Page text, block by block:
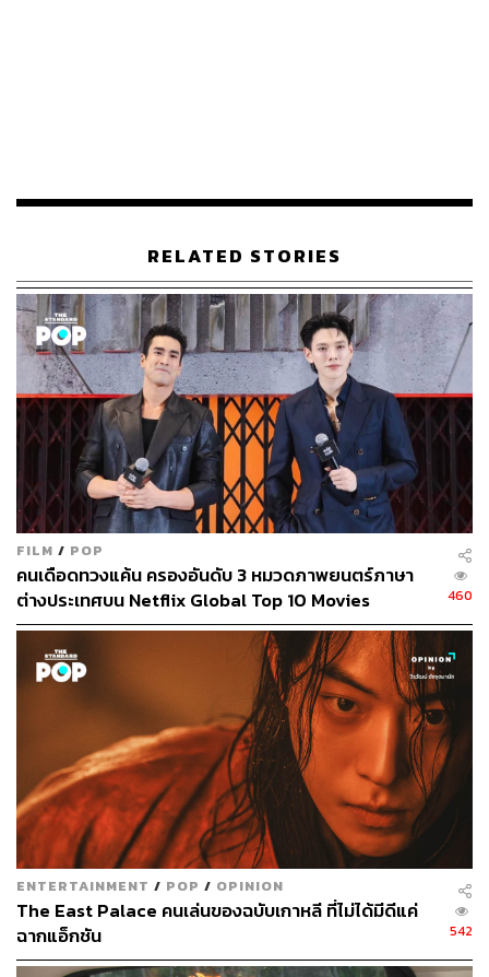
A Series of Unfortunate Eventsคือการพาไปดูชีวิต
แม่หายตัวไปในกองเพลิงปริศนาในบ้านของตัวเอง และเค้า
ลางแห่งความโชคร้ายก็เริ่มต้นขึ้น เมื่อชีวิตของเด็กทั้ง 3 คน
ต้องอยู่ภายใต้การดูแลของมิสเตอร์โพ นายธนาคารผู้มีหน้าที่
หาบ้านและผู้ปกครองคนใหม่ให้กับเด็กๆ โดยมีเคานต์โอลาฟ
นักแสดงตกอับที่ตามรังควานและทำทุกวิถีทางเพื่อฮุบมรดก
ก้อนโตที่พ่อแม่ของเด็กๆ ทิ้งเอาไว้ให้
จุดเด่นอย่างแรกของซีรีส์เรื่องนี้อยู่ที่ความน่ารักและเฉลียว
ฉลาดของพี่น้องทั้ง 3 คนที่ต้องใช้ความรู้และอุปกรณ์ทุก
อย่างรอบตัวเพื่อเอาตัวรอดจากผู้ใหญ่ที่พร้อมจะยัดเยียด
ความโชคร้ายให้พวกเขาตลอดเวลา ตั้งแต่ไหวพริบของพี่สาว
อย่าง ไวโอเล็ต ที่สามารถหยิบสิ่งของรอบตัวมาประดิษฐ์เป็น
อุปกรณ์ช่วยชีวิต ความรู้รอบตัวจากนิสัยรักอ่านการของ เค
ลาส์ พี่ชายคนกลาง และซันนี่ น้องเล็กสุดที่มีความสามารถ
คือการ ‘แทะ’ ทุกอย่างที่ขวางหน้า และพร้อมที่จะขโมยซี
นพี่ๆ อยู่เสมอ
RELATED STORIES
FILM / POP
คนเดือดทวงแค้น ครองอันดับ 3 หมวดภาพยนตร์ภาษา
ต่างประเทศบน Netflix Global Top 10 Movies
460
ENTERTAINMENT / POP / OPINION
The East Palace คนเล่นของฉบับเกาหลี ที่ไม่ได้มีดีแค่
ฉากแอ็กชัน
542